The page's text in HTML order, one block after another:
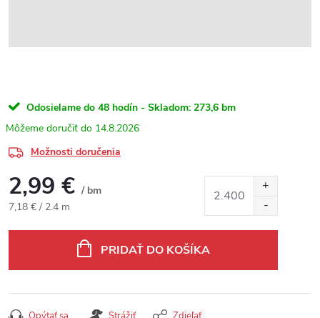
Odosielame do 48 hodín - Skladom: 273,6 bm
14.8.2026
Možnosti doručenia
2,99 € / bm
Jednotková cena:
7,18 € / 2.4 m
PRIDAŤ DO KOŠÍKA